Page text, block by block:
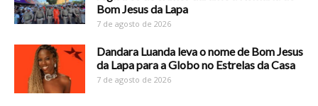
Bom Jesus da Lapa
7 de agosto de 2026
Dandara Luanda leva o nome de Bom Jesus
da Lapa para a Globo no Estrelas da Casa
7 de agosto de 2026